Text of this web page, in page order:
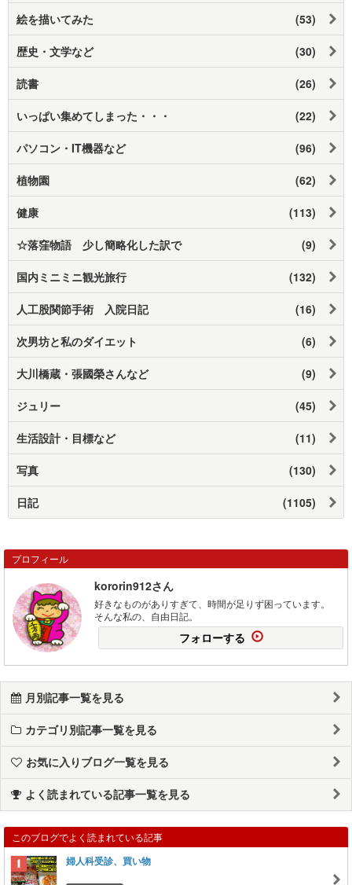
絵を描いてみた (53)
歴史・文学など (30)
読書 (26)
いっぱい集めてしまった・・・ (22)
パソコン・IT機器など (96)
植物園 (62)
健康 (113)
☆落窪物語 少し簡略化した訳で (9)
国内ミニミニ観光旅行 (132)
人工股関節手術 入院日記 (16)
次男坊と私のダイエット (6)
大川橋蔵・張國榮さんなど (9)
ジュリー (45)
生活設計・目標など (11)
写真 (130)
日記 (1105)
プロフィール
kororin912さん
好きなものがありすぎて、時間が足りず困っています。
そんな私の、自由日記。
フォローする
月別記事一覧を見る
カテゴリ別記事一覧を見る
お気に入りブログ一覧を見る
よく読まれている記事一覧を見る
このブログでよく読まれている記事
婦人科受診、買い物